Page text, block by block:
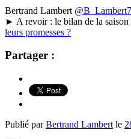
Bertrand Lambert
► A revoir : le bilan de la saison
leurs promesses ?
Partager :
Publié parBertrand Lambert le